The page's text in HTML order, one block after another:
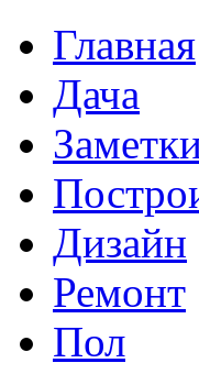
Главная
Дача
Дизайн
Ремонт
Пол